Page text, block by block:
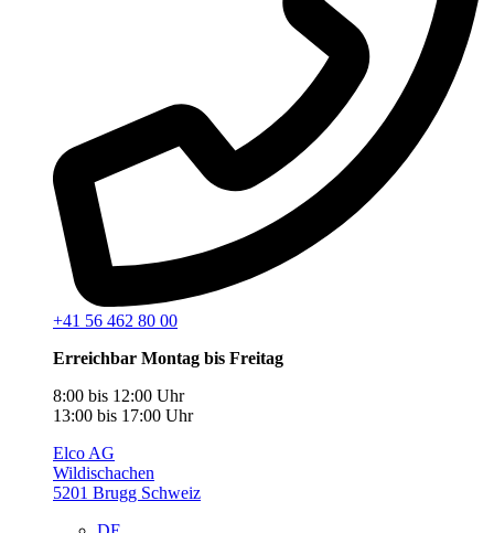
+41 56 462 80 00
Erreichbar Montag bis Freitag
8:00 bis 12:00 Uhr
13:00 bis 17:00 Uhr
Elco AG
Wildischachen
5201 Brugg Schweiz